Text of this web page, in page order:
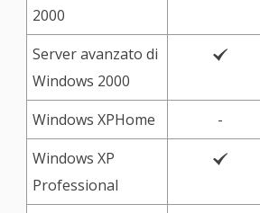
2000
Server avanzato di
Windows 2000

Windows XPHome -
Windows XP
Professional
